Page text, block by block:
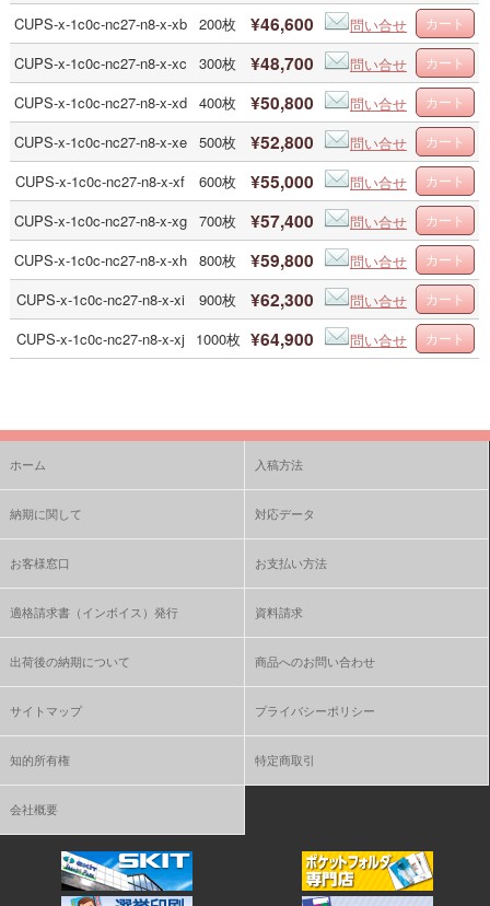
CUPS-x-1c0c-nc27-n8-x-xb
200枚 ¥46,600
問い合せ
CUPS-x-1c0c-nc27-n8-x-xc
300枚 ¥48,700
問い合せ
CUPS-x-1c0c-nc27-n8-x-xd
400枚 ¥50,800
問い合せ
CUPS-x-1c0c-nc27-n8-x-xe
500枚 ¥52,800
問い合せ
CUPS-x-1c0c-nc27-n8-x-xf
600枚 ¥55,000
問い合せ
CUPS-x-1c0c-nc27-n8-x-xg
700枚 ¥57,400
問い合せ
CUPS-x-1c0c-nc27-n8-x-xh
800枚 ¥59,800
問い合せ
CUPS-x-1c0c-nc27-n8-x-xi
900枚 ¥62,300
問い合せ
CUPS-x-1c0c-nc27-n8-x-xj 1000枚 ¥64,900 問い合せ
ホーム 入稿方法
納期に関して 対応データ
お客様窓口 お支払い方法
適格請求書（インボイス）発行 資料請求
出荷後の納期について 商品へのお問い合わせ
サイトマップ プライバシーポリシー
知的所有権 特定商取引
会社概要